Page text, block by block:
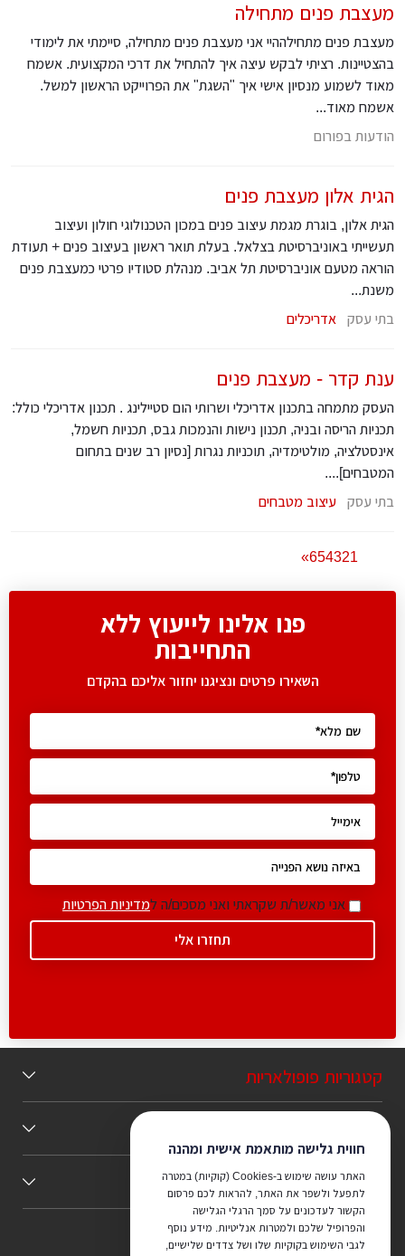
מעצבת פנים מתחילה
מעצבת פנים מתחילההיי אני מעצבת פנים מתחילה, סיימתי את לימודי
בהצטיינות. רציתי לבקש עיצה איך להתחיל את דרכי המקצועית. אשמח
מאוד לשמוע מנסיון אישי איך "השגת" את הפרוייקט הראשון למשל.
אשמח מאוד...
הודעות בפורום
הגית אלון מעצבת פנים
הגית אלון, בוגרת מגמת עיצוב פנים במכון הטכנולוגי חולון ועיצוב
תעשייתי באוניברסיטת בצלאל. בעלת תואר ראשון בעיצוב פנים + תעודת
הוראה מטעם אוניברסיטת תל אביב. מנהלת סטודיו פרטי כמעצבת פנים
משנת...
בתי עסק
אדריכלים
ענת קדר - מעצבת פנים
העסק מתמחה בתכנון אדריכלי ושרותי הום סטיילינג . תכנון אדריכלי כולל:
תכניות הריסה ובניה, תכנון נישות והנמכות גבס, תכניות חשמל,
אינסטלציה, מולטימדיה, תוכניות נגרות [נסיון רב שנים בתחום
המטבחים]....
בתי עסק
עיצוב מטבחים
1
2
3
4
5
6
»
פנו אלינו לייעוץ ללא
התחייבות
השאירו פרטים ונציגנו יחזור אליכם בהקדם
אני מאשר/ת שקראתי ואני מסכים/ה למדיניות הפרטיות
חווית גלישה מותאמת אישית ומהנה
האתר עושה שימוש ב-Cookies (קוקיות) במטרה
לתפעל ולשפר את האתר, להראות לכם פרסום
הקשור לעדכונים על סמך הרגלי הגלישה
והפרופיל שלכם ולמטרות אנליטיות. מידע נוסף
לגבי השימוש בקוקיות שלו ושל צדדים שלישיים,
קטגוריות פופולאריות
כללי